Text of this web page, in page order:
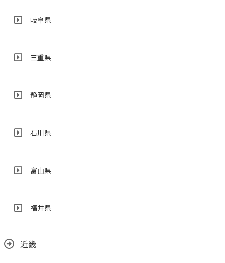
岐阜県
三重県
静岡県
石川県
富山県
福井県
近畿